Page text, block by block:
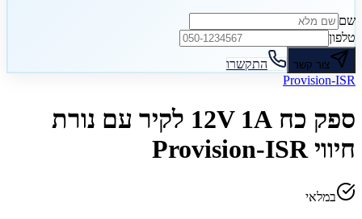
שם
טלפון
צור קשר
התקשרו
Provision-ISR
ספק כח 12V 1A לקיר עם נורת
חיווי Provision-ISR
במלאי